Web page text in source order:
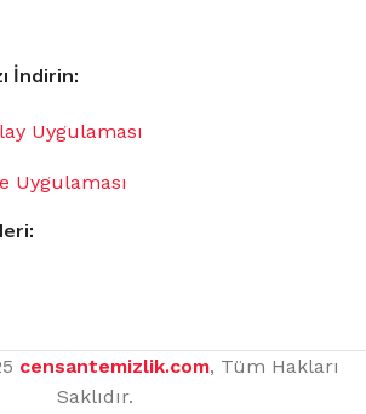
İndirin:
censantemizlik.com, Tüm Hakları
Saklıdır.